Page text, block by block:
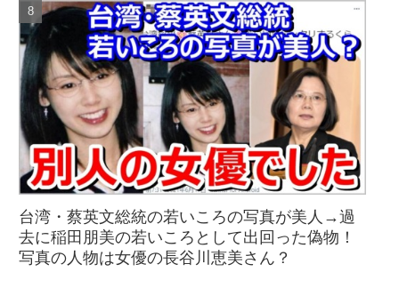
台湾・蔡英文総統の若いころの写真が美人→過
去に稲田朋美の若いころとして出回った偽物！
写真の人物は女優の長谷川恵美さん？